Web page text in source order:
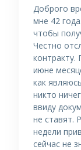
Доброго
мне 42
чтобы
Честно
контракту.
июне
как
никто
ввиду
не ставят.
недели
сейчас не